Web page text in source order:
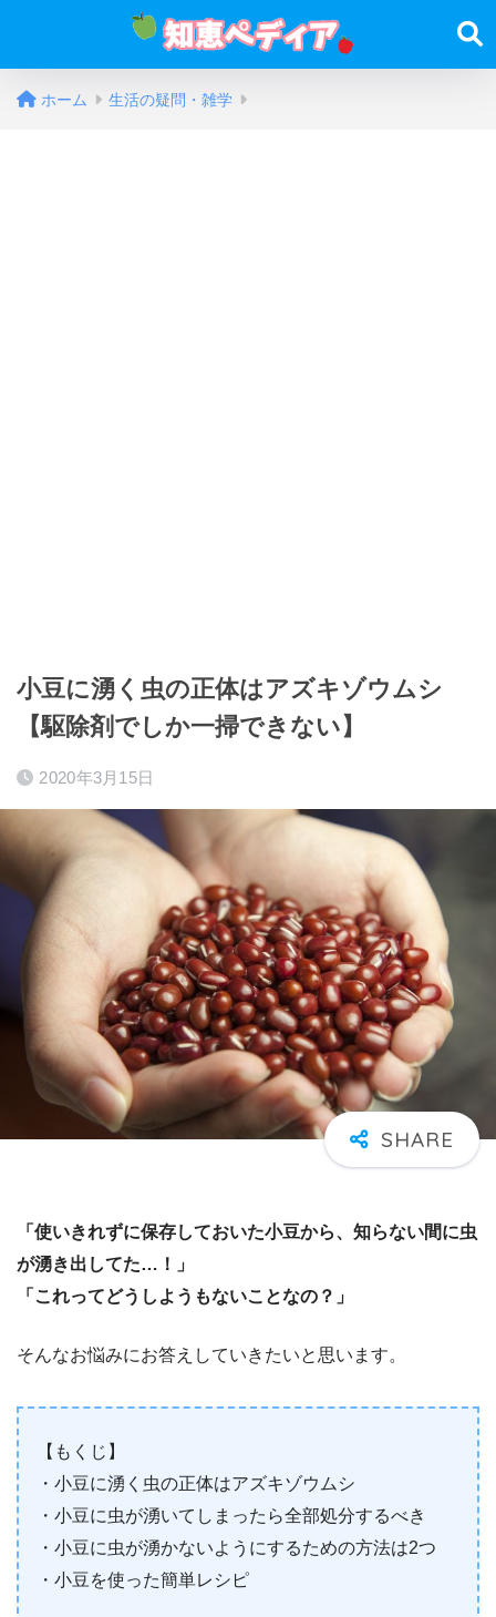
ホーム 生活の疑問・雑学
小豆に湧く虫の正体はアズキゾウムシ
【駆除剤でしか一掃できない】
2020年3月15日
「使いきれずに保存しておいた小豆から、知らない間に虫
が湧き出してた…！」
「これってどうしようもないことなの？」
そんなお悩みにお答えしていきたいと思います。
【もくじ】
・小豆に湧く虫の正体はアズキゾウムシ
・小豆に虫が湧いてしまったら全部処分するべき
・小豆に虫が湧かないようにするための方法は2つ
・小豆を使った簡単レシピ